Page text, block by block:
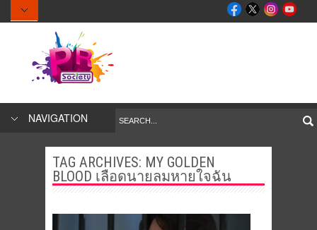
NAVIGATION
TAG ARCHIVES: MY GOLDEN
BLOOD เลือดนายลมหายใจฉัน